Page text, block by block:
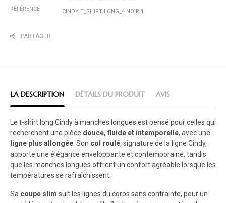
RÉFÉRENCE
CINDY T_SHIRT LONG_4 NOIR 1
PARTAGER
LA DESCRIPTION DÉTAILS DU PRODUIT AVIS
Le t-shirt long Cindy à manches longues est pensé pour celles qui
recherchent une pièce douce, fluide et intemporelle, avec une
ligne plus allongée . Son col roulé, signature de la ligne Cindy,
apporte une élégance enveloppante et contemporaine, tandis
que les manches longues offrent un confort agréable lorsque les
températures se rafraîchissent.
Sa coupe slim suit les lignes du corps sans contrainte, pour un